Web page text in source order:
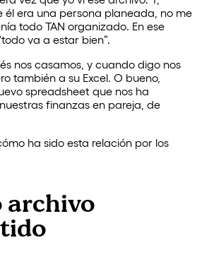
él era una persona planeada, no me
todo TAN organizado. En ese
va a estar bien”.
nos casamos, y cuando digo nos
también a su Excel. O bueno,
spreadsheet que nos ha
finanzas en pareja, de
ha sido esta relación por los
archivo